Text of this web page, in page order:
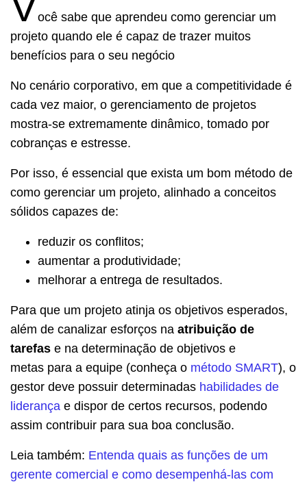
ocê sabe que aprendeu como gerenciar um
projeto quando ele é capaz de trazer muitos
benefícios para o seu negócio
No cenário corporativo, em que a competitividade é
cada vez maior, o gerenciamento de projetos
mostra-se extremamente dinâmico, tomado por
cobranças e estresse.
Por isso, é essencial que exista um bom método de
como gerenciar um projeto, alinhado a conceitos
sólidos capazes de:
reduzir os conflitos;
aumentar a produtividade;
melhorar a entrega de resultados.
Para que um projeto atinja os objetivos esperados,
além de canalizar esforços na atribuição de
tarefas e na determinação de objetivos e
metas para a equipe (conheça o método SMART), o
gestor deve possuir determinadas habilidades de
liderança e dispor de certos recursos, podendo
assim contribuir para sua boa conclusão.
Leia também: Entenda quais as funções de um
gerente comercial e como desempenhá-las com